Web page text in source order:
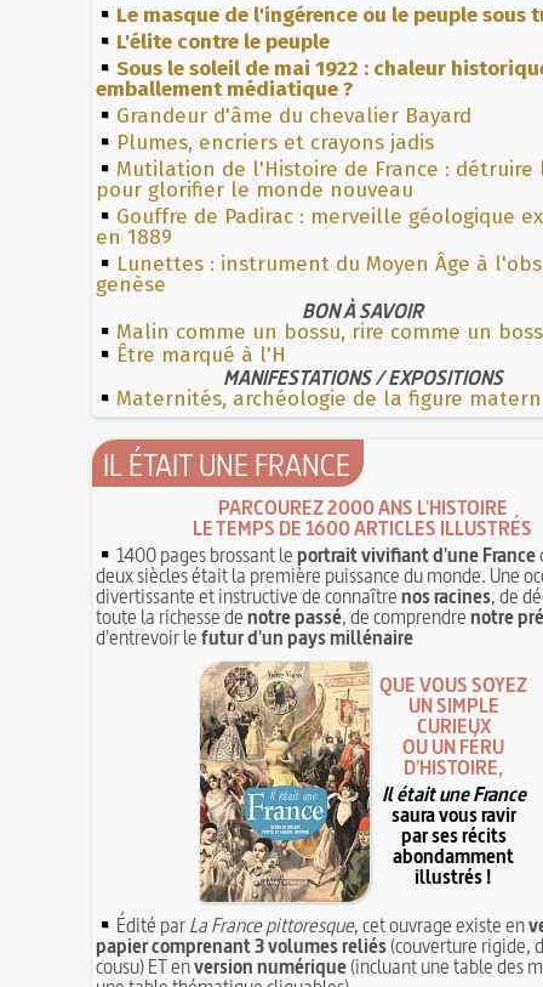
Le masque de l'ingérence ou le peuple sous
L'élite contre le peuple
Sous le soleil de mai 1922 : chaleur
emballement médiatique ?
Grandeur d'âme du chevalier Bayard
Plumes, encriers et crayons jadis
Mutilation de l'Histoire de France : détruire
pour glorifier le monde nouveau
Gouffre de Padirac : merveille géologique
en 1889
Lunettes : instrument du Moyen Âge à
genèse
BON À SAVOIR
Malin comme un bossu, rire comme un
Être marqué à l'H
MANIFESTATIONS / EXPOSITIONS
Maternités, archéologie de la figure
IL ÉTAIT UNE FRANCE
PARCOUREZ 2000 ANS L'HISTOIRE
LE TEMPS DE 1600 ARTICLES ILLUSTRÉS
1400 pages brossant leportrait vivifiant d'une France
deux siècles était la première puissance du monde. Une
divertissante et instructive de connaîtrenos racines, de
toute la richesse denotre passé, de comprendrenotre
d'entrevoir lefutur d'un pays millénaire
QUE VOUS SOYEZ
UN SIMPLE
CURIEUX
OU UN FÉRU
D'HISTOIRE,
Il était une France
saura vous ravir
par ses récits
abondamment
illustrés !
Édité parLa France pittoresque, cet ouvrage existe en
papier comprenant 3 volumes reliés(couverture rigide,
cousu) ET enversion numérique(incluant une table des